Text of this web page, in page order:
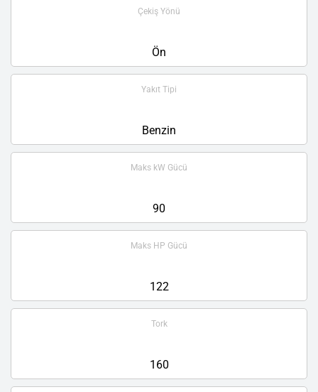
Çekiş Yönü
Ön
Yakıt Tipi
Benzin
Maks kW Gücü
90
Maks HP Gücü
122
Tork
160